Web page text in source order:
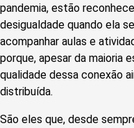
pandemia, estão
desigualdade quando ela
acompanhar aulas e
porque, apesar da maioria
qualidade dessa conexão
distribuída.
São eles que, desde